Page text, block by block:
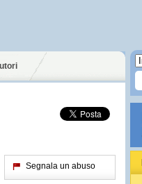
Segnala un abuso